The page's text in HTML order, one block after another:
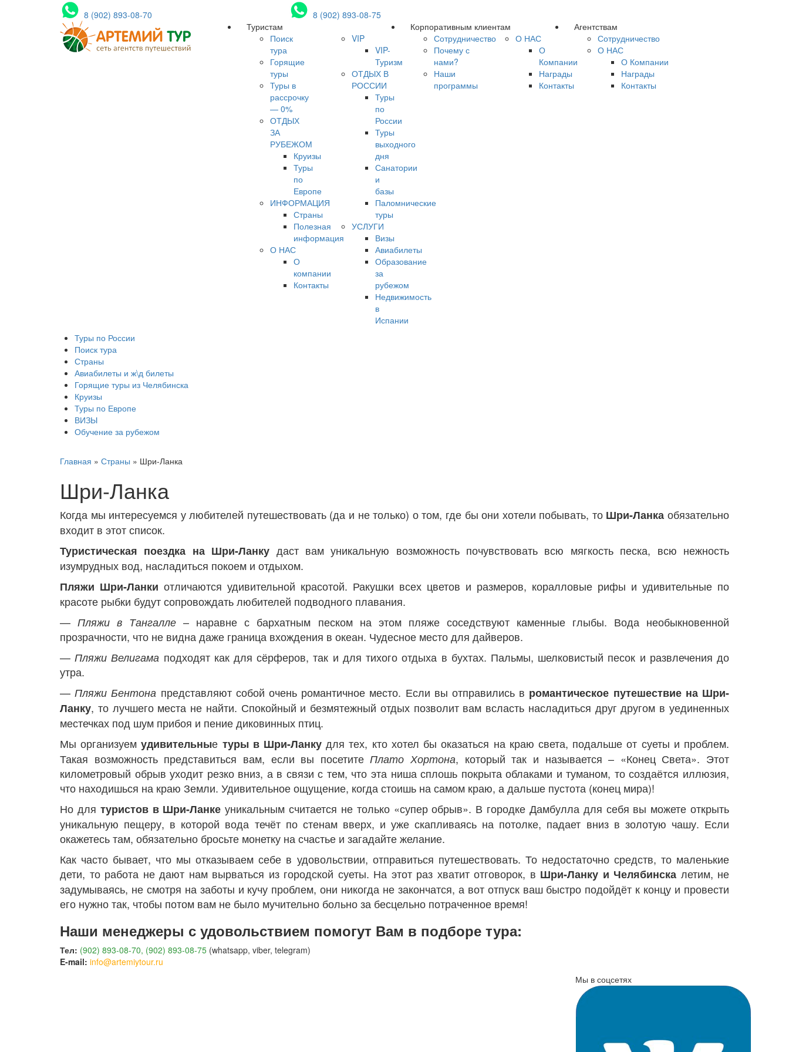
8 (902) 893-08-70
8 (902) 893-08-75
Туристам
Поиск
тура
Горящие
туры
Туры в
рассрочку
— 0%
ОТДЫХ
ЗА
РУБЕЖОМ
Круизы
Туры
по
Европе
ИНФОРМАЦИЯ
Страны
Полезная
информация
О НАС
О
компании
Контакты
VIP
VIP-
Туризм
ОТДЫХ В
РОССИИ
Туры
по
России
Туры
выходного
дня
Санатории
и
базы
Паломнические
туры
УСЛУГИ
Визы
Авиабилеты
Образование
за
рубежом
Недвижимость
в
Испании
Корпоративным клиентам
Сотрудничество
Почему с
нами?
Наши
программы
О НАС
О
Компании
Награды
Контакты
Агентствам
Сотрудничество
О НАС
О Компании
Награды
Контакты
Туры по России
Поиск тура
Страны
Авиабилеты и ж\д билеты
Горящие туры из Челябинска
Круизы
Туры по Европе
ВИЗЫ
Обучение за рубежом
Главная » Страны » Шри-Ланка
Шри-Ланка
Когда мы интересуемся у любителей путешествовать (да и не только) о том, где бы они хотели побывать, то Шри-Ланка обязательно
входит в этот список.
Туристическая поездка на Шри-Ланку даст вам уникальную возможность почувствовать всю мягкость песка, всю нежность
изумрудных вод, насладиться покоем и отдыхом.
Пляжи Шри-Ланки отличаются удивительной красотой. Ракушки всех цветов и размеров, коралловые рифы и удивительные по
красоте рыбки будут сопровождать любителей подводного плавания.
—Пляжи в Тангалле – наравне с бархатным песком на этом пляже соседствуют каменные глыбы. Вода необыкновенной
прозрачности, что не видна даже граница вхождения в океан. Чудесное место для дайверов.
—Пляжи Велигама подходят как для сёрферов, так и для тихого отдыха в бухтах. Пальмы, шелковистый песок и развлечения до
утра.
—Пляжи Бентона представляют собой очень романтичное место. Если вы отправились в романтическое путешествие на Шри-
Ланку, то лучшего места не найти. Спокойный и безмятежный отдых позволит вам всласть насладиться друг другом в уединенных
местечках под шум прибоя и пение диковинных птиц.
Мы организуемудивительные туры в Шри-Ланку для тех, кто хотел бы оказаться на краю света, подальше от суеты и проблем.
Такая возможность представиться вам, если вы посетитеПлато Хортона, который так и называется – «Конец Света». Этот
километровый обрыв уходит резко вниз, а в связи с тем, что эта ниша сплошь покрыта облаками и туманом, то создаётся иллюзия,
что находишься на краю Земли. Удивительное ощущение, когда стоишь на самом краю, а дальше пустота (конец мира)!
Но для туристов в Шри-Ланке уникальным считается не только «супер обрыв». В городке Дамбулла для себя вы можете открыть
уникальную пещеру, в которой вода течёт по стенам вверх, и уже скапливаясь на потолке, падает вниз в золотую чашу. Если
окажетесь там, обязательно бросьте монетку на счастье и загадайте желание.
Как часто бывает, что мы отказываем себе в удовольствии, отправиться путешествовать. То недостаточно средств, то маленькие
дети, то работа не дают нам вырваться из городской суеты. На этот раз хватит отговорок, в Шри-Ланку и Челябинска летим, не
задумываясь, не смотря на заботы и кучу проблем, они никогда не закончатся, а вот отпуск ваш быстро подойдёт к концу и провести
его нужно так, чтобы потом вам не было мучительно больно за бесцельно потраченное время!
Наши менеджеры с удовольствием помогут Вам в подборе тура:
Тел: (902) 893-08-70, (902) 893-08-75 (whatsapp, viber, telegram)
E-mail: info@artemiytour.ru
Мы в соцсетях